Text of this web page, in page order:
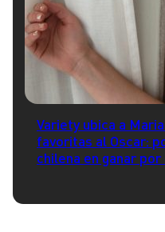
Variety ubica a
favoritas al Oscar:
chilena en ganar